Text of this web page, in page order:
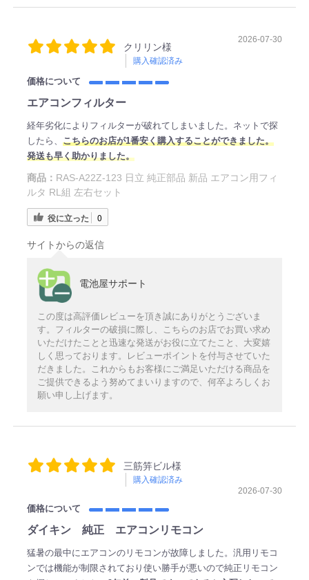
クリリン様
購入確認済み
2026-07-30
価格について
エアコンフィルター
経年劣化によりフィルターが破れてしまいました。ネットで探
したら、 こちらのお店が1番安く購入することができました。
発送も早く助かりました。
商品： RAS-A22Z-123 日立 純正部品 新品 エアコン用フィ
ルタ RL組 左右セット
役に立った 0
サイトからの返信
電池屋サポート
この度は高評価レビューを頂き誠にありがとうございま
す。フィルターの破損に際し、こちらのお店でお買い求め
いただけたことと迅速な発送がお役に立てたこと、大変嬉
しく思っております。レビューポイントを付与させていた
だきました。これからもお客様にご満足いただける商品を
ご提供できるよう努めてまいりますので、何卒よろしくお
願い申し上げます。
三筋笄ビル様
購入確認済み
2026-07-30
価格について
ダイキン 純正 エアコンリモコン
猛暑の最中にエアコンのリモコンが故障しました。汎用リモコ
ンでは機能が制限されており使い勝手が悪いので純正リモコン